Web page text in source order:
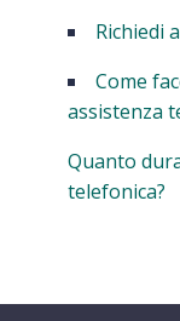
Richiedi
Come
assistenza
Quanto
telefonica?